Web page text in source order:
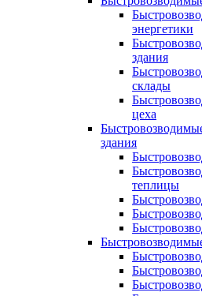
энергетики
здания
склады
цеха
здания
теплицы